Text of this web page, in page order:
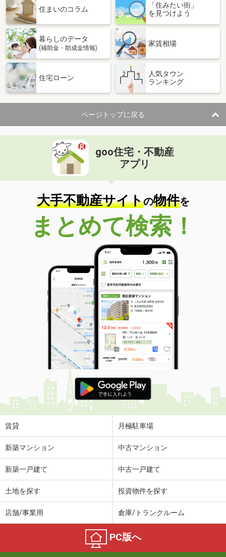
住まいのコラム
「住みたい街」
を見つけよう
暮らしのデータ
(補助金・助成金情報)
家賃相場
住宅ローン
人気タウン
ランキング
ページトップに戻る
goo住宅・不動産
アプリ
大手不動産サイトの物件を
まとめて検索！
賃貸 月極駐車場
新築マンション 中古マンション
新築一戸建て 中古一戸建て
土地を探す 投資物件を探す
店舗/事業用 倉庫/トランクルーム
PC版へ